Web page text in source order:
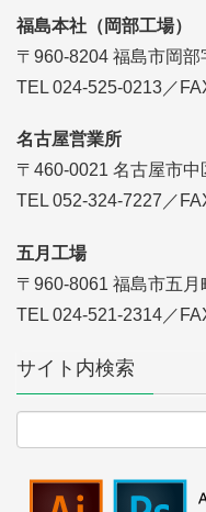
福島本社（岡部工場）
〒960-8204 福島市岡部
TEL 024-525-0213／
名古屋営業所
〒460-0021 名古屋市
TEL 052-324-7227／
五月工場
〒960-8061 福島市五月
TEL 024-521-2314／
サイト内検索